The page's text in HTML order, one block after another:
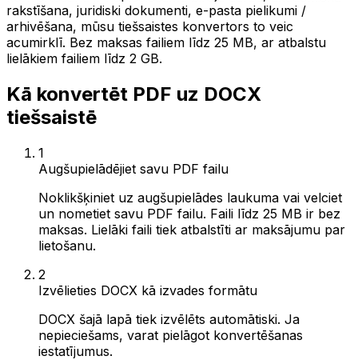
rakstīšana, juridiski dokumenti, e-pasta pielikumi /
arhivēšana, mūsu tiešsaistes konvertors to veic
acumirklī. Bez maksas failiem līdz 25 MB, ar atbalstu
lielākiem failiem līdz 2 GB.
Kā konvertēt PDF uz DOCX
tiešsaistē
1
Augšupielādējiet savu PDF failu
Noklikšķiniet uz augšupielādes laukuma vai velciet
un nometiet savu PDF failu. Faili līdz 25 MB ir bez
maksas. Lielāki faili tiek atbalstīti ar maksājumu par
lietošanu.
2
Izvēlieties DOCX kā izvades formātu
DOCX šajā lapā tiek izvēlēts automātiski. Ja
nepieciešams, varat pielāgot konvertēšanas
iestatījumus.